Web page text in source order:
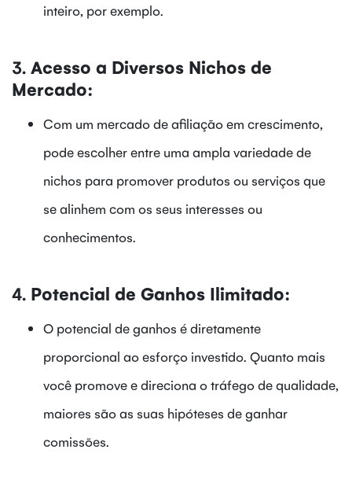
inteiro, por exemplo.
3. Acesso a Diversos Nichos de
Mercado:
Com um mercado de afiliação em crescimento,
pode escolher entre uma ampla variedade de
nichos para promover produtos ou serviços que
se alinhem com os seus interesses ou
conhecimentos.
4. Potencial de Ganhos Ilimitado:
O potencial de ganhos é diretamente
proporcional ao esforço investido. Quanto mais
você promove e direciona o tráfego de qualidade,
maiores são as suas hipóteses de ganhar
comissões.